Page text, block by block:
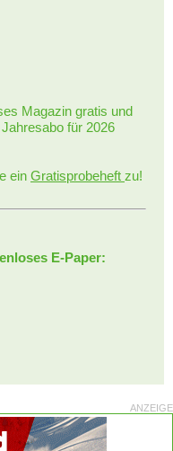
Magazin gratis und
für 2026
ein Gratisprobeheft zu!
E-Paper:
ANZEIGE